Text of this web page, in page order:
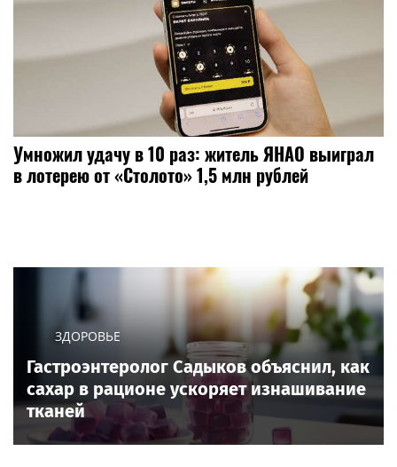
Умножил удачу в 10 раз: житель ЯНАО выиграл
в лотерею от «Столото» 1,5 млн рублей
ЗДОРОВЬЕ
Гастроэнтеролог Садыков объяснил, как
сахар в рационе ускоряет изнашивание
тканей